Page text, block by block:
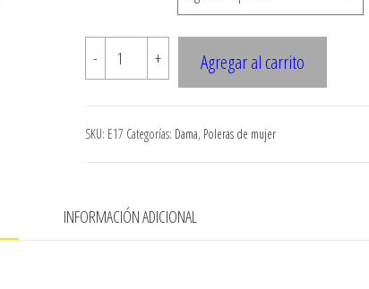
-
E17
BEATLE
3/4
SOBRE
+ Agregar al carrito
SKU: E17 Categorías: Dama, Poleras de mujer
INFORMACIÓN ADICIONAL